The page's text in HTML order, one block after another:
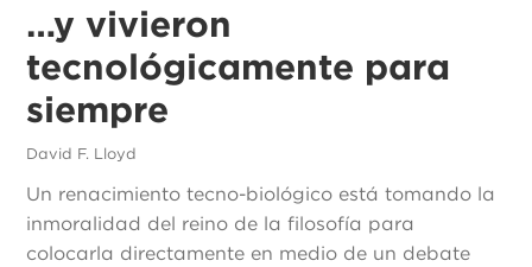
…y vivieron
tecnológicamente para
siempre
David F. Lloyd
Un renacimiento tecno-biológico está tomando la
inmoralidad del reino de la filosofía para
colocarla directamente en medio de un debate